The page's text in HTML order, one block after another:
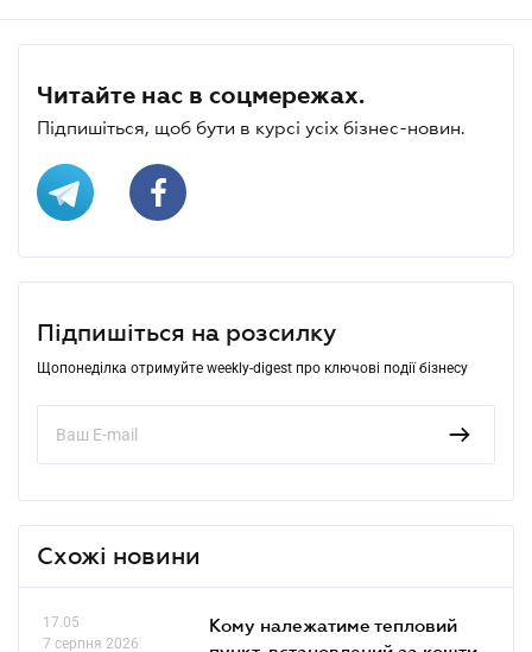
Читайте нас в соцмережах.
Підпишіться, щоб бути в курсі усіх бізнес-новин.
Підпишіться на розсилку
Щопонеділка отримуйте weekly-digest про ключові події бізнесу
Схожі новини
17.05
7 серпня 2026
Кому належатиме тепловий